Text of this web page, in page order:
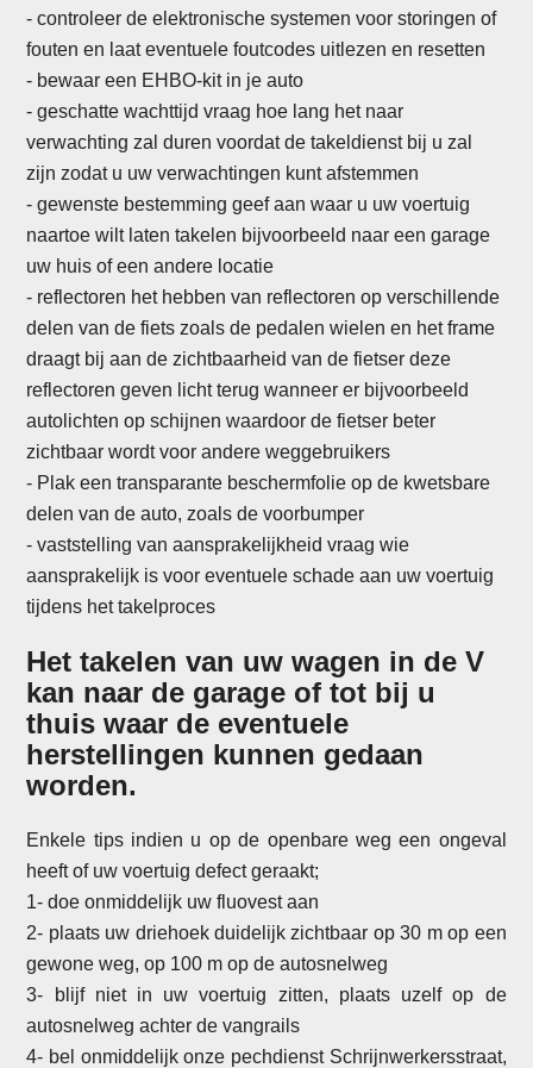
-controleer de elektronische systemen voor storingen of
fouten en laat eventuele foutcodes uitlezen en resetten
- bewaar een EHBO-kit in je auto
- geschatte wachttijd vraag hoe lang het naar
verwachting zal duren voordat de takeldienst bij u zal
zijn zodat u uw verwachtingen kunt afstemmen
- gewenste bestemming geef aan waar u uw voertuig
naartoe wilt laten takelen bijvoorbeeld naar een garage
uw huis of een andere locatie
- reflectoren het hebben van reflectoren op verschillende
delen van de fiets zoals de pedalen wielen en het frame
draagt bij aan de zichtbaarheid van de fietser deze
reflectoren geven licht terug wanneer er bijvoorbeeld
autolichten op schijnen waardoor de fietser beter
zichtbaar wordt voor andere weggebruikers
- Plak een transparante beschermfolie op de kwetsbare
delen van de auto, zoals de voorbumper
- vaststelling van aansprakelijkheid vraag wie
aansprakelijk is voor eventuele schade aan uw voertuig
tijdens het takelproces
Het takelen van uw wagen in de V
kan naar de garage of tot bij u
thuis waar de eventuele
herstellingen kunnen gedaan
worden.
Enkele tips indien u op de openbare weg een ongeval
heeft of uw voertuig defect geraakt;
1- doe onmiddelijk uw fluovest aan
2- plaats uw driehoek duidelijk zichtbaar op 30 m op een
gewone weg, op 100 m op de autosnelweg
3- blijf niet in uw voertuig zitten, plaats uzelf op de
autosnelweg achter de vangrails
4- bel onmiddelijk onze pechdienst Schrijnwerkersstraat,